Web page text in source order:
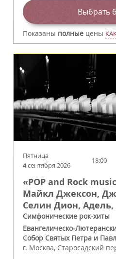
Выбрать
Показаны полные цены
Пятница
4 сентября 2026
18:00
«POP and Rock
Майкл Джексон,
Селин Дион, Адель,
Симфонические рок-хиты
Евангелическо-
Собор Святых Петра и
г. Москва, Старосадский